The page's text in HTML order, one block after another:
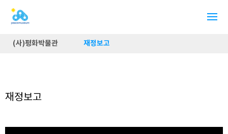
(사)평화박물관 재정보고
재정보고